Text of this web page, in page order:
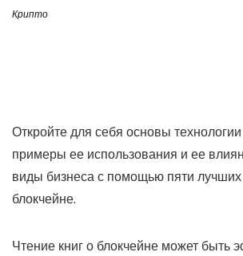
Крипто
Откройте для себя основы
примеры ее использования и ее
виды бизнеса с помощью пяти лучших
блокчейне.
Чтение книг о блокчейне может быть